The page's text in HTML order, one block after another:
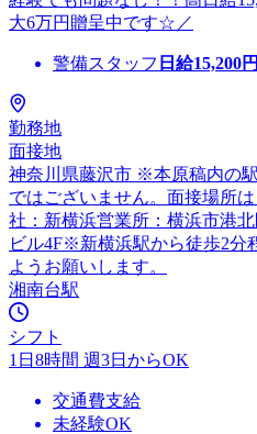
大6万円贈呈中です☆／
警備スタッフ 日給15,200
勤務地
面接地
神奈川県藤沢市 ※本原稿内の
ではございません。面接場所
社：新横浜営業所：横浜市港
ビル4F※新横浜駅から徒歩2分
ようお願いします。
湘南台駅
シフト
1日8時間 週3日からOK
交通費支給
未経験OK